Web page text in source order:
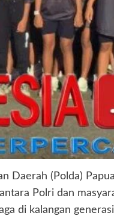
Daerah (Polda)
Polri dan
di kalangan